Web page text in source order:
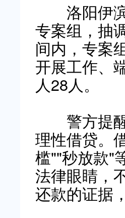
洛阳伊滨
专案组，抽
间内，专案
开展工作、
人28人。
警方提醒
理性借贷。
槛""秒放款"
法律眼睛，
还款的证据